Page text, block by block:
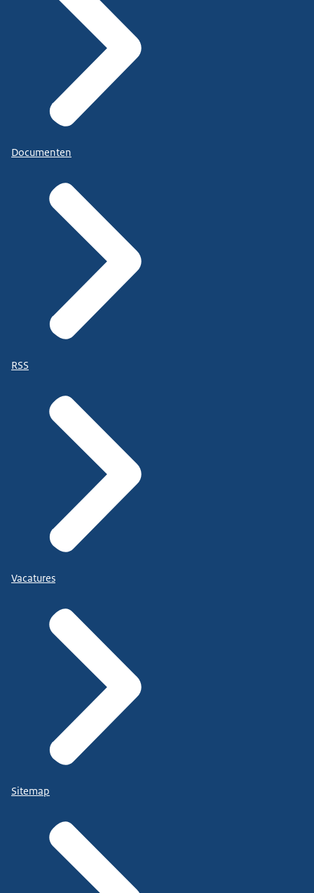
Documenten
RSS
Vacatures
Sitemap